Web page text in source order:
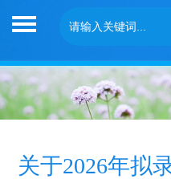
关于2026年拟